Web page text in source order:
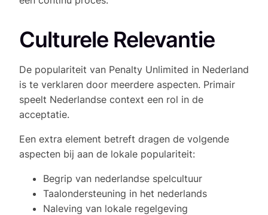
Culturele Relevantie
De populariteit van Penalty Unlimited in Nederland
is te verklaren door meerdere aspecten. Primair
speelt Nederlandse context een rol in de
acceptatie.
Een extra element betreft dragen de volgende
aspecten bij aan de lokale populariteit:
Begrip van nederlandse spelcultuur
Taalondersteuning in het nederlands
Naleving van lokale regelgeving